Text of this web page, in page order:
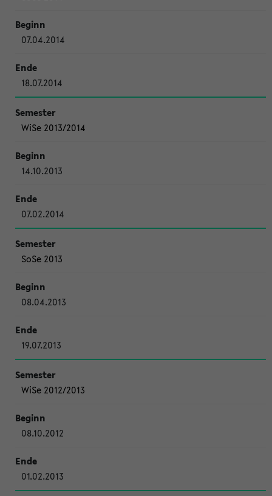
07.04.2014
18.07.2014
WiSe 2013/2014
14.10.2013
07.02.2014
SoSe 2013
08.04.2013
19.07.2013
WiSe 2012/2013
08.10.2012
01.02.2013